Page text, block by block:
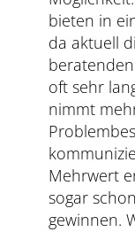
bieten in
da aktuell
oft sehr
nimmt
Mehrwert
sogar
gewinnen.